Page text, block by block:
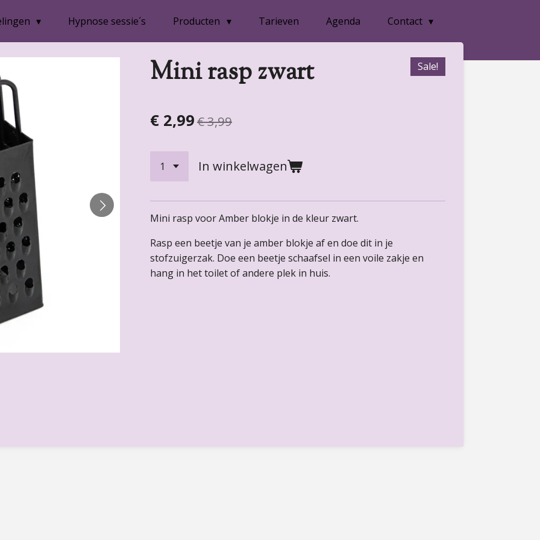
Hypnose sessie´s Producten Tarieven Agenda Contact
Mini rasp zwart Sale!
€ 2,99€ 3,99
In winkelwagen
Mini rasp voor Amber blokje in de kleur zwart.
Rasp een beetje van je amber blokje af en doe dit in je
stofzuigerzak. Doe een beetje schaafsel in een voile zakje en
hang in het toilet of andere plek in huis.